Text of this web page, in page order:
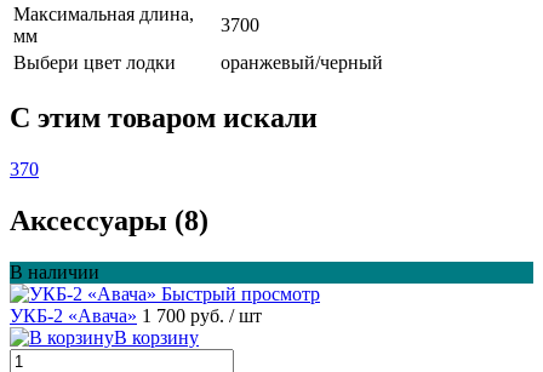
Максимальная длина,
мм
3700
Выбери цвет лодки
оранжевый/черный
C этим товаром искали
370
Аксессуары (8)
В наличии
Быстрый просмотр
УКБ-2 «Авача» 1 700 руб. / шт
В корзину